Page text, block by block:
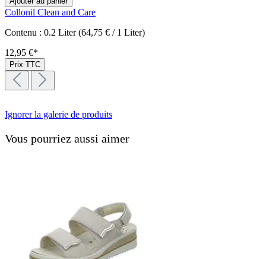
Collonil Clean and Care
Contenu : 0.2 Liter(64,75 € / 1 Liter)
12,95 €*
Prix TTC
Ignorer la galerie de produits
Vous pourriez aussi aimer